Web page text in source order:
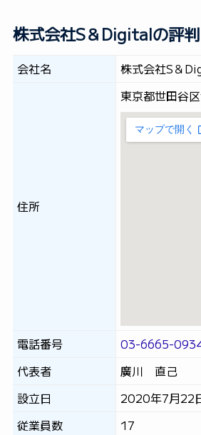
株式会社S＆Digitalの評
会社名 株式会社S＆
住所
東京都世田谷
電話番号
03-6665-
代表者
廣川 直己
設立日
2020年7月22
従業員数
17